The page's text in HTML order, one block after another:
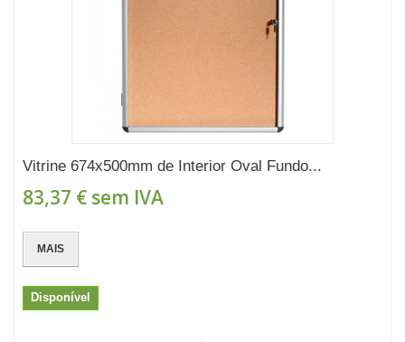
Vitrine 674x500mm de Interior Oval Fundo...
83,37 € sem IVA
MAIS
Disponível